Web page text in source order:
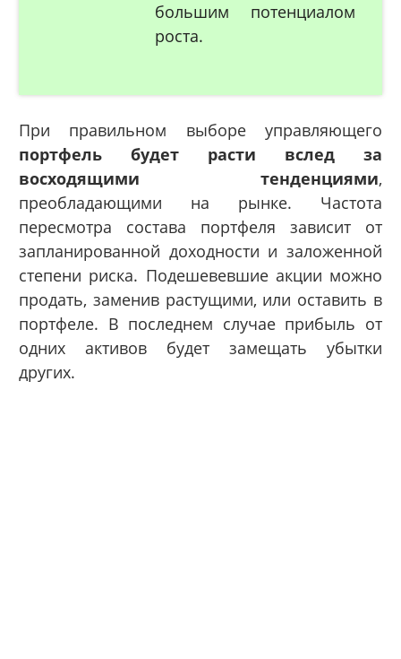
большим потенциалом
роста.
При правильном выборе управляющего
портфель будет расти вслед за
восходящими тенденциями,
преобладающими на рынке. Частота
пересмотра состава портфеля зависит от
запланированной доходности и заложенной
степени риска. Подешевевшие акции можно
продать, заменив растущими, или оставить в
портфеле. В последнем случае прибыль от
одних активов будет замещать убытки
других.